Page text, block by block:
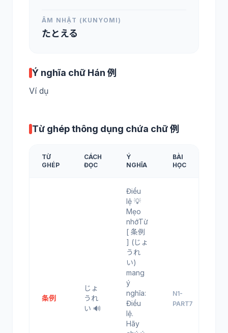
ÂM NHẬT (KUNYOMI)
たとえる
Ý nghĩa chữ Hán 例
Ví dụ
Từ ghép thông dụng chứa chữ 例
TỪ
GHÉP
CÁCH
ĐỌC
Ý
NGHĨA
BÀI
HỌC
条例
じょ
うれ
い 🔊
Điều
lệ 💡
Mẹo
nhớTừ
[ 条例
] (じょ
うれ
い)
mang
ý
nghĩa:
Điều
lệ.
Hãy
N1-
PART7